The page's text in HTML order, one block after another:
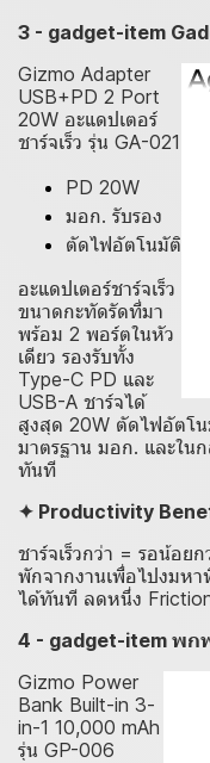
3 - gadget-item
Gizmo Adapter
USB+PD 2 Port
20W อะแดปเตอร์
ชาร์จเร็ว รุ่น GA-021
PD 20W
มอก. รับรอง
ตัดไฟอัตโนมัติ
อะแดปเตอร์ชาร์จเร็ว
ขนาดกะทัดรัดที่มา
พร้อม 2 พอร์ตในหัว
เดียว รองรับทั้ง
Type-C PD และ
USB-A ชาร์จได้
สูงสุด 20W ตัดไฟอัตโน
มาตรฐาน มอก. และใน
ทันที
✦ Productivity
ชาร์จเร็วกว่า = รอน้อยก
พักจากงานเพื่อไปงมหา
ได้ทันที ลดหนึ่ง
4 - gadget-item พก
Gizmo Power
Bank Built-in 3-
in-1 10,000 mAh
รุ่น GP-006